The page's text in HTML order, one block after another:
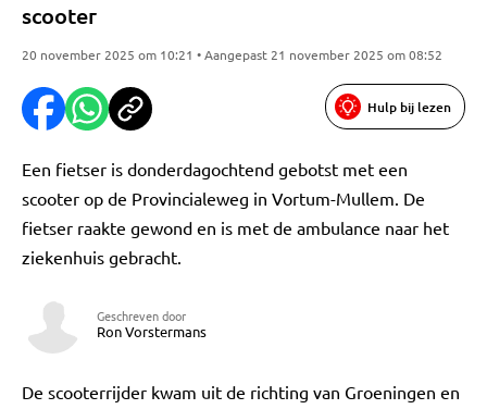
scooter
20 november 2025 om 10:21 • Aangepast 21 november 2025 om 08:52
Hulp bij lezen
Een fietser is donderdagochtend gebotst met een
scooter op de Provincialeweg in Vortum-Mullem. De
fietser raakte gewond en is met de ambulance naar het
ziekenhuis gebracht.
Geschreven door
Ron Vorstermans
De scooterrijder kwam uit de richting van Groeningen en